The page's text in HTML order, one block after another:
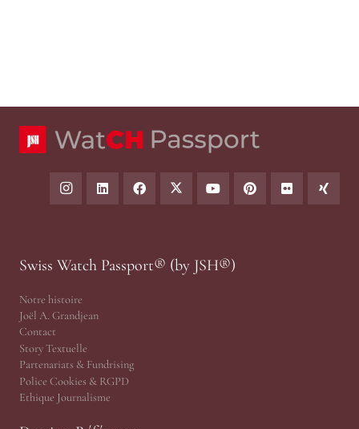
Swiss Watch Passport® (by JSH®)
Notre histoire
Joël A. Grandjean
Contact
Story Textuelle
Partenariats & Fundrising
Police Cookies & RGPD
Ethique Journalisme